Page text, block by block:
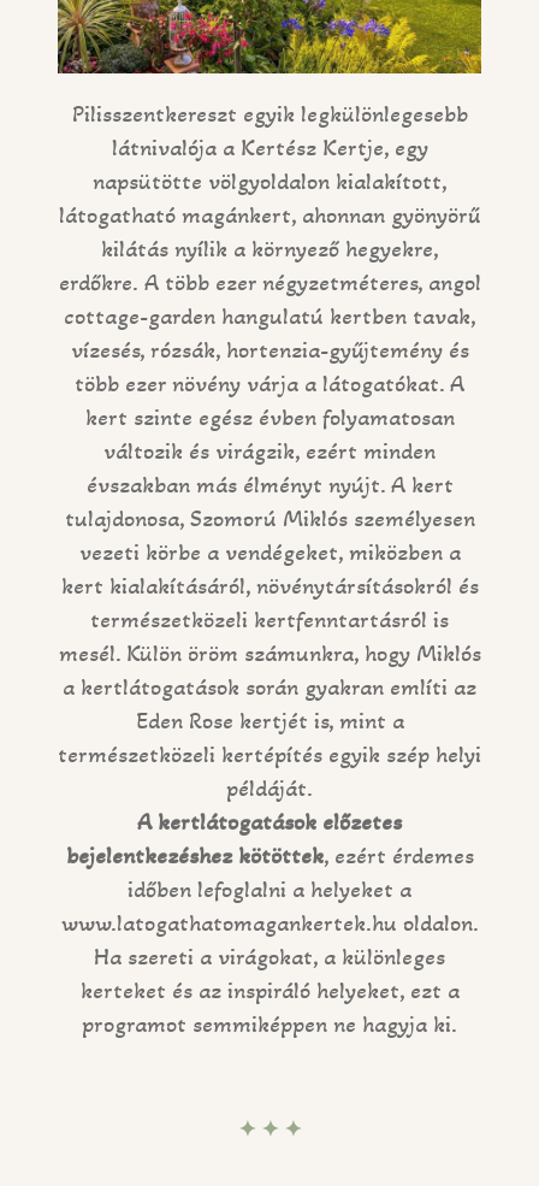
Pilisszentkereszt egyik legkülönlegesebb
látnivalója a Kertész Kertje, egy
napsütötte völgyoldalon kialakított,
látogatható magánkert, ahonnan gyönyörű
kilátás nyílik a környező hegyekre,
erdőkre. A több ezer négyzetméteres, angol
cottage-garden hangulatú kertben tavak,
vízesés, rózsák, hortenzia-gyűjtemény és
több ezer növény várja a látogatókat. A
kert szinte egész évben folyamatosan
változik és virágzik, ezért minden
évszakban más élményt nyújt. A kert
tulajdonosa, Szomorú Miklós személyesen
vezeti körbe a vendégeket, miközben a
kert kialakításáról, növénytársításokról és
természetközeli kertfenntartásról is
mesél. Külön öröm számunkra, hogy Miklós
a kertlátogatások során gyakran említi az
Eden Rose kertjét is, mint a
természetközeli kertépítés egyik szép helyi
példáját.
A kertlátogatások előzetes
bejelentkezéshez kötöttek, ezért érdemes
időben lefoglalni a helyeket a
www.latogathatomagankertek.hu oldalon.
Ha szereti a virágokat, a különleges
kerteket és az inspiráló helyeket, ezt a
programot semmiképpen ne hagyja ki.
✦ ✦ ✦